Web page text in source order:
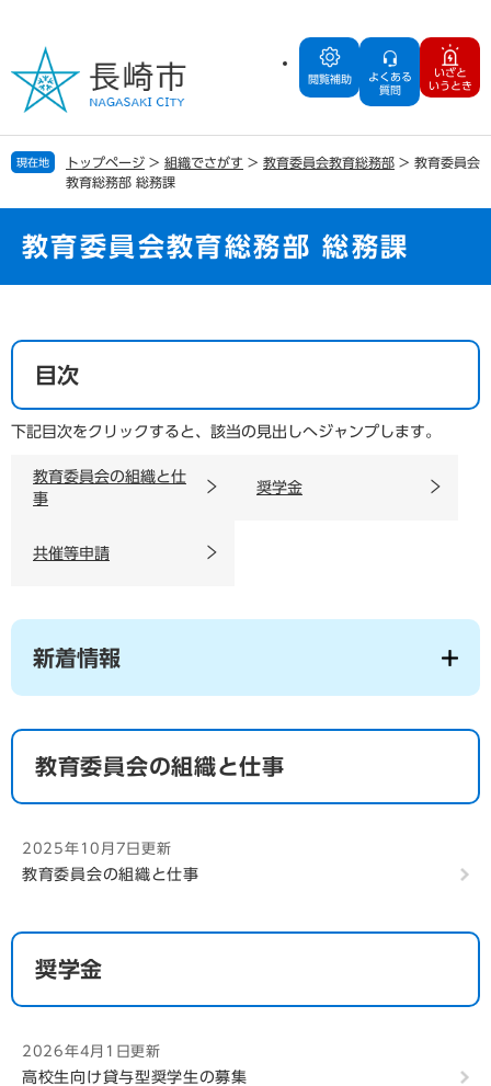
の
で
す
ー
ば
し
閲覧補助
よくある
質問
いざと
いうとき
現在地 トップページ > 組織でさがす > 教育委員会教育総務部 > 教育委員会
教育総務部 総務課
教育委員会教育総務部 総務課
文
目次
下記目次をクリックすると、該当の見出しへジャンプします。
教育委員会の組織と仕
事
奨学金
共催等申請
新着情報
教育委員会の組織と仕事
2025年10月7日更新
教育委員会の組織と仕事
奨学金
2026年4月1日更新
高校生向け貸与型奨学生の募集